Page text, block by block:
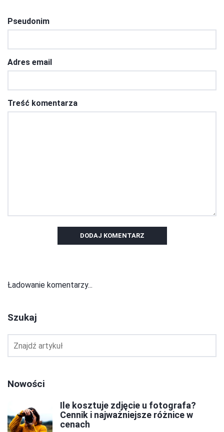
Pseudonim
Adres email
Treść komentarza
DODAJ KOMENTARZ
Ładowanie komentarzy...
Szukaj
Nowości
Ile kosztuje zdjęcie u fotografa?
Cennik i najważniejsze różnice w
cenach